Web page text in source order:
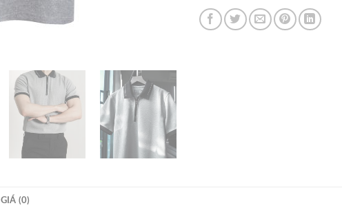
(0)